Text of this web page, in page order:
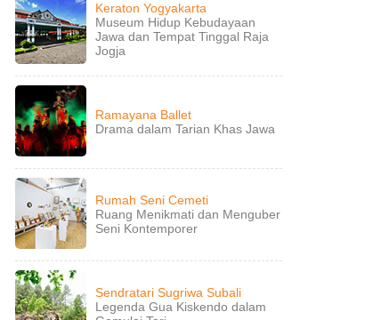
Keraton Yogyakarta
Museum Hidup Kebudayaan
Jawa dan Tempat Tinggal Raja
Jogja
Ramayana Ballet
Drama dalam Tarian Khas Jawa
Rumah Seni Cemeti
Ruang Menikmati dan Menguber
Seni Kontemporer
Sendratari Sugriwa Subali
Legenda Gua Kiskendo dalam